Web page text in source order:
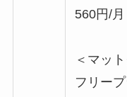
560円/月
＜マッ
フリー